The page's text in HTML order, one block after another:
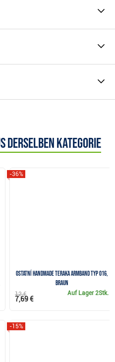
derselben Kategorie
Ostatní Handmade Teraka Armband Typ 016,
braun
-36%
Auf Lager2Stk.
12 €
7,69 €
-15%